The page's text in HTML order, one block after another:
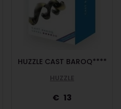
HUZZLE CAST BAROQ****
HUZZLE
13